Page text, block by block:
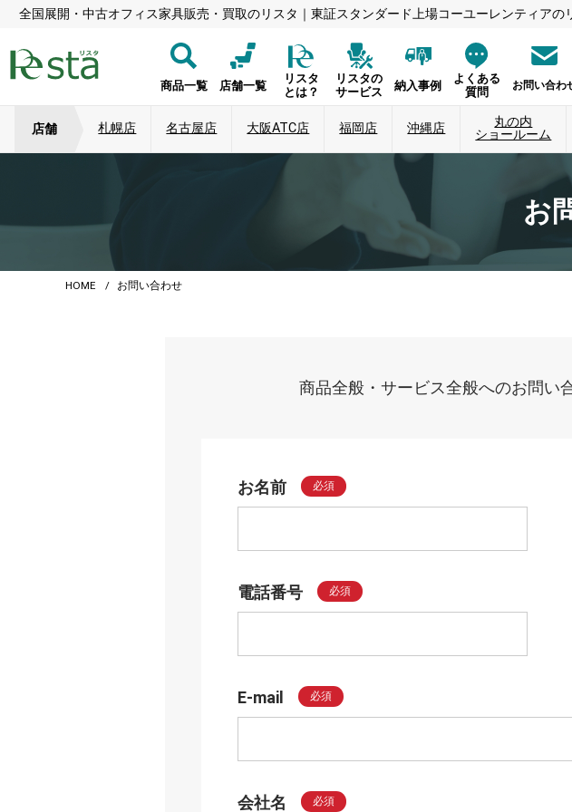
全国展開・中古オフィス家具販売・買取のリスタ｜東証スタンダード上場コーユーレンティアの
商品一覧 店舗一覧
リスタ
とは？
リスタの
サービス
納入事例
よくある
質問
お問い合わ
店舗 札幌店 名古屋店 大阪ATC店 福岡店 沖縄店
丸の内
ショールーム
お
HOME お問い合わせ
商品全般・サービス全般へのお問い
お名前 必須
電話番号 必須
E-mail 必須
会社名 必須